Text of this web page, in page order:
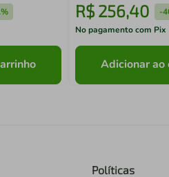
R$ 256,40 -
No pagamento com Pix
Adicionar ao
Políticas